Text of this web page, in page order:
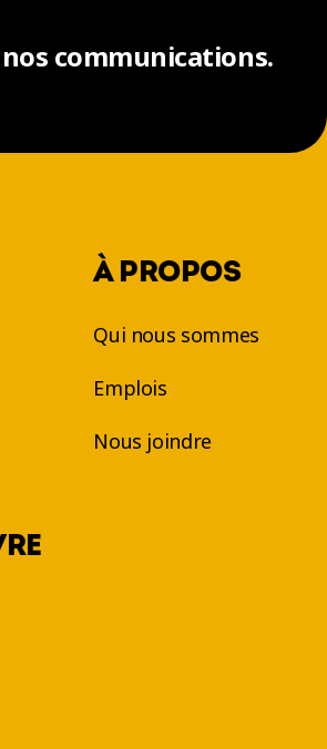
communications.
À PROPOS
Qui nous sommes
Emplois
Nous joindre